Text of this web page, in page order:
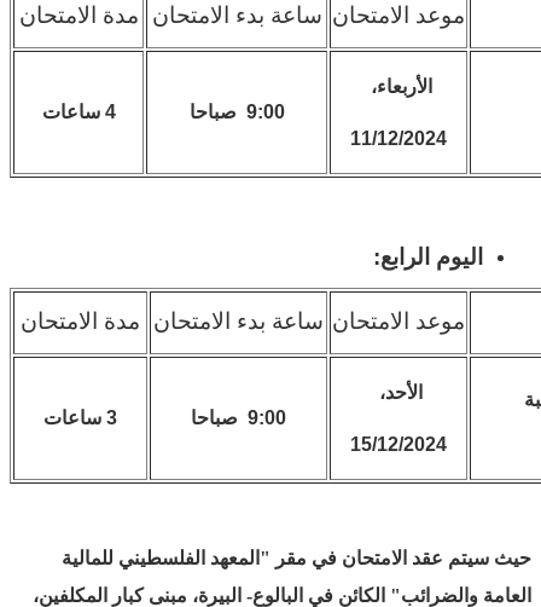
موعد الامتحان ساعة بدء الامتحان مدة الامتحان
الأربعاء،
11/12/2024
9:00 صباحا 4 ساعات
اليوم الرابع:
موعد الامتحان ساعة بدء الامتحان مدة الامتحان
الأحد،
15/12/2024
9:00 صباحا 3 ساعات
حيث سيتم عقد الامتحان في مقر "المعهد الفلسطيني للمالية
العامة والضرائب" الكائن في البالوع- البيرة، مبنى كبار المكلفين،